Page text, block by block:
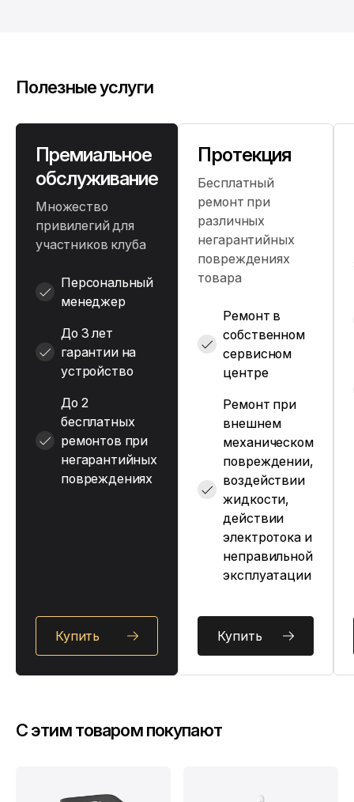
Полезные услуги
Премиальное
обслуживание
Множество
привилегий для
участников клуба
Персональный
менеджер
До 3 лет
гарантии на
устройство
До 2
бесплатных
ремонтов при
негарантийных
повреждениях
Купить
Протекция
Бесплатный
ремонт при
различных
негарантийных
повреждениях
товара
Ремонт в
собственном
сервисном
центре
Ремонт при
внешнем
механическом
повреждении,
воздействии
жидкости,
действии
электротока и
неправильной
эксплуатации
Купить
C этим товаром покупают